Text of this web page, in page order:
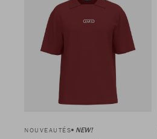
NOUVEAUTÉS NEW!